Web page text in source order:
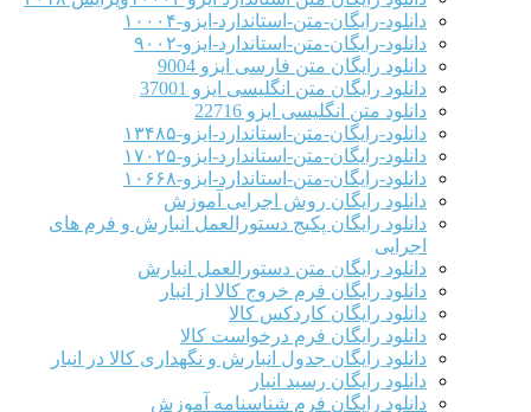
دانلود-رایگان-متن-استاندارد-ایزو-۱۰۰۰۴
دانلود-رایگان-متن-استاندارد-ایزو-۹۰۰۲
دانلود رایگان متن فارسی ایزو 9004
دانلود رایگان متن انگلیسی ایزو 37001
دانلود متن انگلیسی ایزو 22716
دانلود-رایگان-متن-استاندارد-ایزو-۱۳۴۸۵
دانلود-رایگان-متن-استاندارد-ایزو-۱۷۰۲۵
دانلود-رایگان-متن-استاندارد-ایزو-۱۰۶۶۸
دانلود رایگان روش اجرایی آموزش
دانلود رایگان پکیج دستورالعمل انبارش و فرم های
اجرایی
دانلود رایگان متن دستورالعمل انبارش
دانلود رایگان فرم خروج کالا از انبار
دانلود رایگان کاردکس کالا
دانلود رایگان فرم درخواست کالا
دانلود رایگان جدول انبارش و نگهداری کالا در انبار
دانلود رایگان رسید انبار
دانلود رایگان فرم شناسنامه آموزش